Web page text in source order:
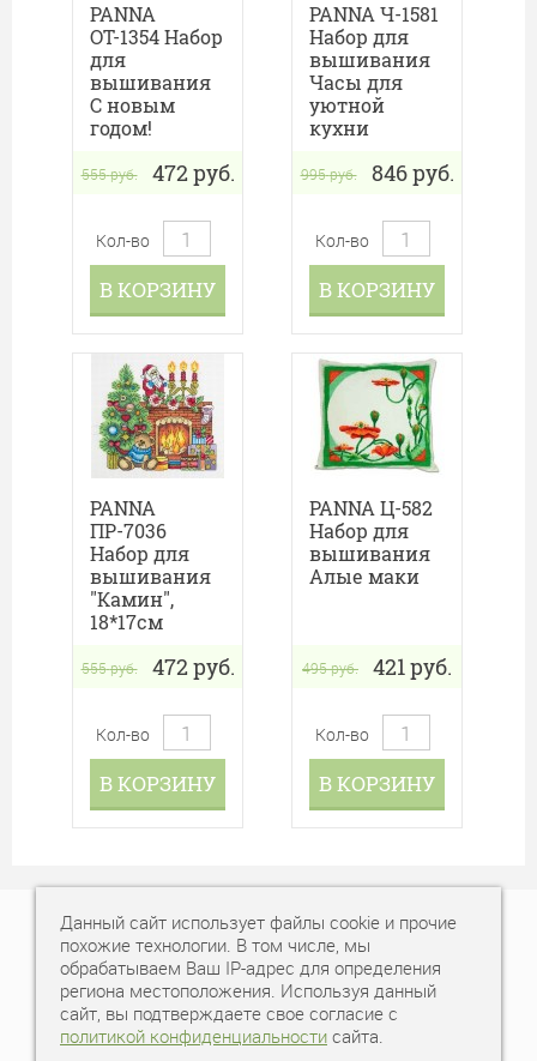
PANNA
ОТ-1354 Набор
для
вышивания
С новым
годом!
555руб. 472руб.
Кол-во
В КОРЗИНУ
PANNA Ч-1581
Набор для
вышивания
Часы для
уютной
кухни
995руб. 846руб.
Кол-во
В КОРЗИНУ
PANNA
ПР-7036
Набор для
вышивания
"Камин",
18*17см
555руб. 472руб.
Кол-во
В КОРЗИНУ
PANNA Ц-582
Набор для
вышивания
Алые маки
495руб. 421руб.
Кол-во
В КОРЗИНУ
+7 (343) 378-77-77
Время работы: пн-вс, с 10:00 - 20:00
Данный сайт использует файлы cookie и прочие
похожие технологии. В том числе, мы
обрабатываем Ваш IP-адрес для определения
региона местоположения. Используя данный
сайт, вы подтверждаете свое согласие с
политикой конфиденциальности сайта.